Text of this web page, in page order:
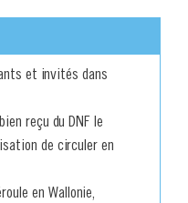
et invités dans
reçu du DNF le
de circuler en
en Wallonie,